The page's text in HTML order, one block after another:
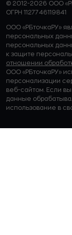
© 2012-2026 ООО
ОГРН 1127746119841
ООО «РБточкаРУ»
персональных
персональных
к защите
отношении
ООО «РБточкаРУ»
персонализации
веб-сайтом. Если
данные
использование в